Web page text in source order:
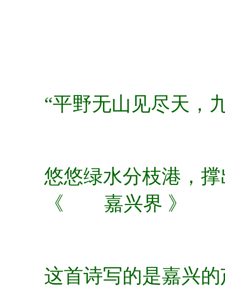
“平野无山见尽天，
悠悠绿水分枝港，
《 嘉兴界 》
这首诗写的是嘉兴